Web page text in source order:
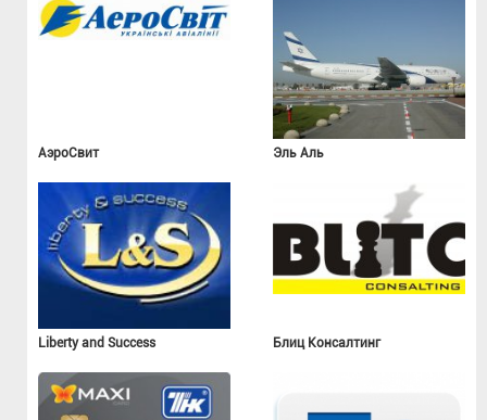
АэроСвит Эль Аль
Liberty and Success Блиц Консалтинг